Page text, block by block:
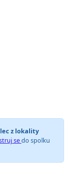
z lokality
sedo spolku